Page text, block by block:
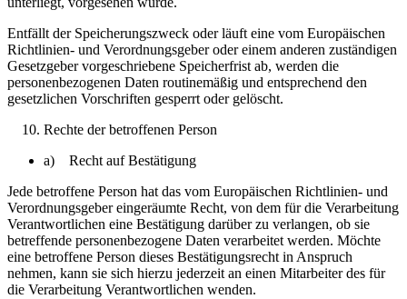
Entfällt der Speicherungszweck oder läuft eine vom Europäischen
Richtlinien- und Verordnungsgeber oder einem anderen zuständigen
Gesetzgeber vorgeschriebene Speicherfrist ab, werden die
personenbezogenen Daten routinemäßig und entsprechend den
gesetzlichen Vorschriften gesperrt oder gelöscht.
Rechte der betroffenen Person
a) Recht auf Bestätigung
Jede betroffene Person hat das vom Europäischen Richtlinien- und
Verordnungsgeber eingeräumte Recht, von dem für die Verarbeitung
Verantwortlichen eine Bestätigung darüber zu verlangen, ob sie
betreffende personenbezogene Daten verarbeitet werden. Möchte
eine betroffene Person dieses Bestätigungsrecht in Anspruch
nehmen, kann sie sich hierzu jederzeit an einen Mitarbeiter des für
die Verarbeitung Verantwortlichen wenden.